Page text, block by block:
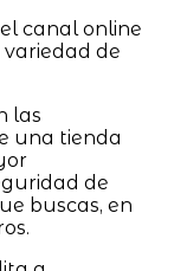
canal online
de
las
una tienda
de
buscas, en